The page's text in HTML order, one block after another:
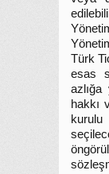
Türk
esas
hakkı